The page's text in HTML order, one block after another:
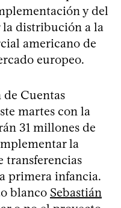
y del
distribución a la
americano de
europeo.
Cuentas
martes con la
31 millones de
la
transferencias
primera infancia.
blanco Sebastián